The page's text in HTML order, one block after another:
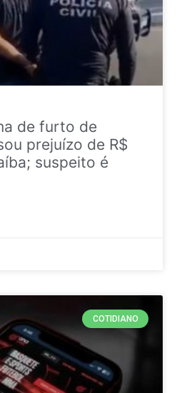
de furto de
prejuízo de R$
suspeito é
COTIDIANO